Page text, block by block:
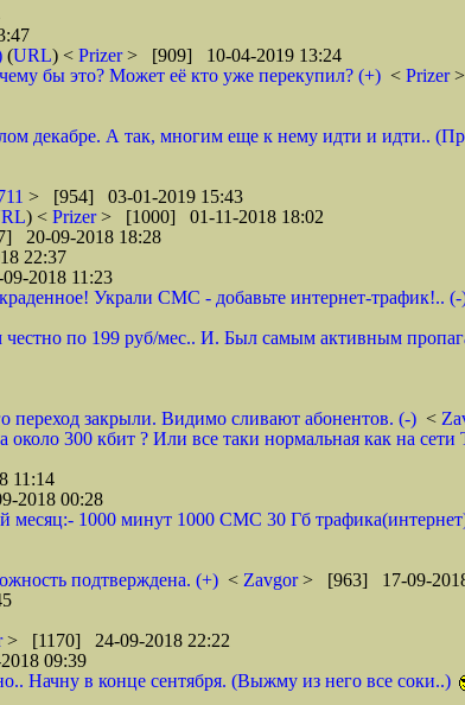
(URL) < Prizer> [909] 10-04-2019 13:24
бы это? Может её кто уже перекупил? (+) < Prizer
декабре. А так, многим еще к нему идти и идти..
> [954] 03-01-2019 15:43
) < Prizer> [1000] 01-11-2018 18:02
20-09-2018 18:28
22:37
2018 11:23
Украли СМС - добавьте интернет-трафик!.. (-
по 199 руб/мес.. И. Был самым активным
переход закрыли. Видимо сливают абонентов. (-) <
300 кбит ? Или все таки нормальная как на
11:14
2018 00:28
месяц:- 1000 минут 1000 СМС 30 Гб
подтверждена. (+) < Zavgor> [963] 17-09-
> [1170] 24-09-2018 22:22
09:39
Начну в конце сентября. (Выжму из него все соки..)